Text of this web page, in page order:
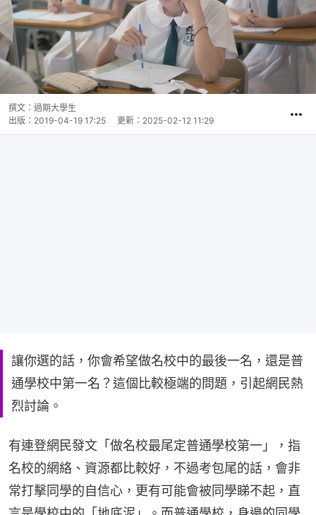
撰文： 過期大學生
出版： 2019-04-19 17:25 更新： 2025-02-12 11:29
讓你選的話，你會希望做名校中的最後一名，還是普
通學校中第一名？這個比較極端的問題，引起網民熱
烈討論。
有連登網民發文「做名校最尾定普通學校第一」，指
名校的網絡、資源都比較好，不過考包尾的話，會非
常打擊同學的自信心，更有可能會被同學睇不起，直